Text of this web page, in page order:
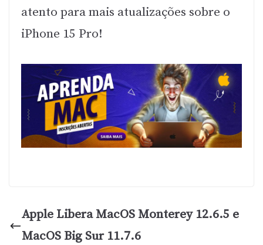
atento para mais atualizações sobre o
iPhone 15 Pro!
Apple Libera MacOS Monterey 12.6.5 e
MacOS Big Sur 11.7.6